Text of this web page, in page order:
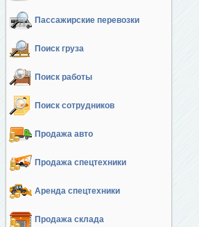
Пассажирские перевозки
Поиск груза
Поиск работы
Поиск сотрудников
Продажа авто
Продажа спецтехники
Аренда спецтехники
Продажа склада